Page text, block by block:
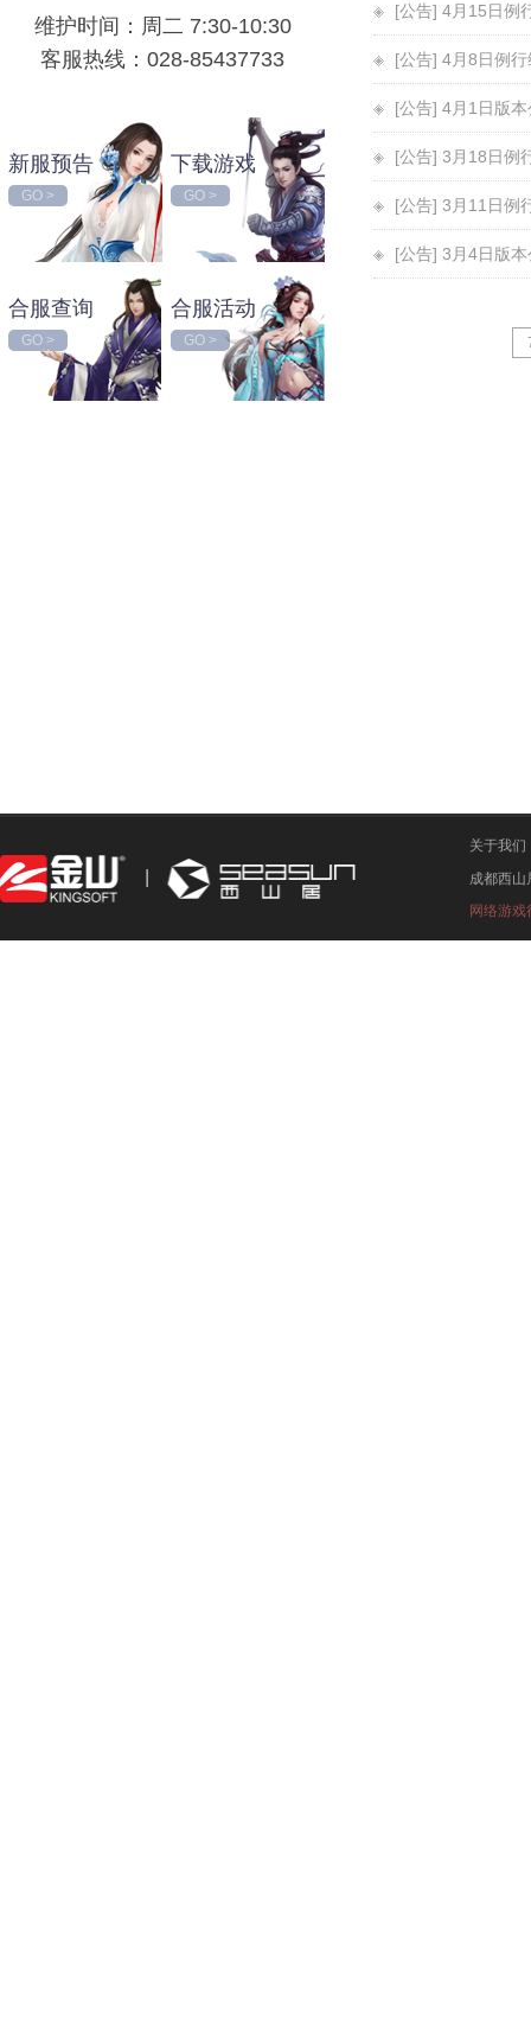
维护时间：周二 7:30-10:30
客服热线：028-85437733
新服预告
GO >
下载游戏
GO >
合服查询
GO >
合服活动
GO >
[公告] 4月15日例
[公告] 4月8日例
[公告] 4月1日版本
[公告] 3月18日例
[公告] 3月11日例
[公告] 3月4日版本
关于我们
成都西山
网络游